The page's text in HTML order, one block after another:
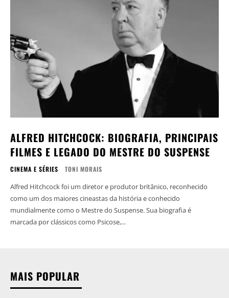
ALFRED HITCHCOCK: BIOGRAFIA, PRINCIPAIS
FILMES E LEGADO DO MESTRE DO SUSPENSE
CINEMA E SÉRIES TONI MORAIS
Alfred Hitchcock foi um diretor e produtor britânico, reconhecido
como um dos maiores cineastas da história e conhecido
mundialmente como o Mestre do Suspense. Sua biografia é
marcada por clássicos como Psicose,...
MAIS POPULAR